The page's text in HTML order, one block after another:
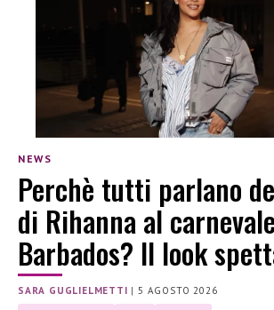
NEWS
Perchè tutti parlano
di Rihanna al
Barbados? Il look
SARA GUGLIELMETTI |5 AGOSTO 2026